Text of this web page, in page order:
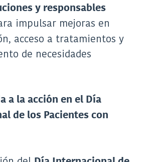
y responsables
impulsar mejoras en
acceso a tratamientos y
de necesidades
a la acción en el Día
de los Pacientes con